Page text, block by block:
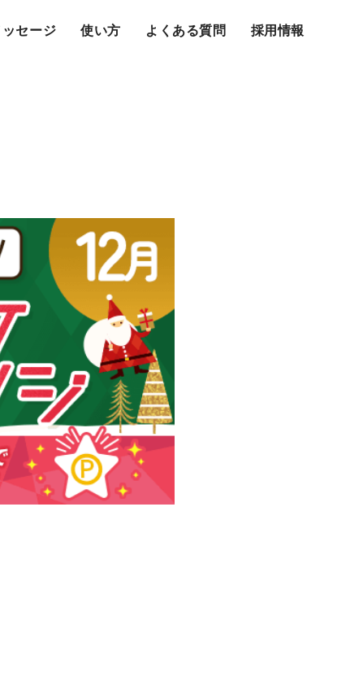
セージ 使い方 よくある質問 採用情報